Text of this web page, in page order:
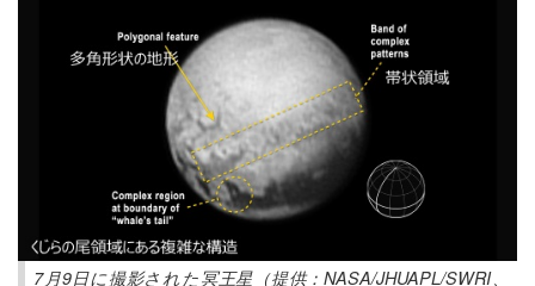
7月9日に撮影された冥王星（提供：NASA/JHUAPL/SWRI、